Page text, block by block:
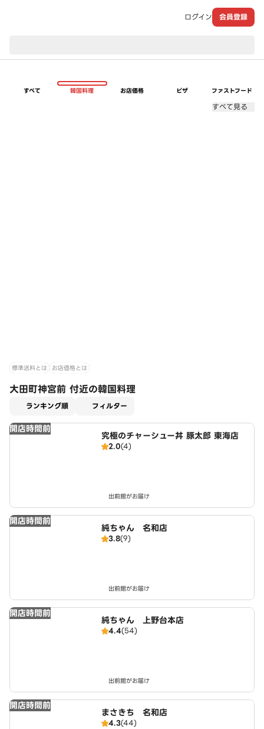
ログイン 会員登録
すべて 韓国料理 お店価格 ピザ ファストフード
すべて見る
標準送料とは お店価格とは
大田町神宮前 付近の韓国料理
ランキング順 フィルター
開店時間前
究極のチャーシュー丼 豚太郎 東海店
2.0(4)
出前館がお届け
開店時間前
純ちゃん 名和店
3.8(9)
出前館がお届け
開店時間前
純ちゃん 上野台本店
4.4(54)
出前館がお届け
開店時間前
まさきち 名和店
4.3(44)